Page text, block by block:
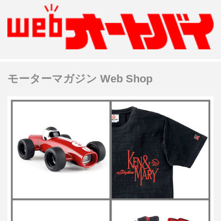
モーターマガジン Web Shop